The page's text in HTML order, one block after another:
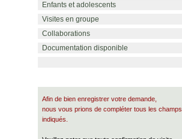
Enfants et adolescents
Visites en groupe
Collaborations
Documentation disponible
Afin de bien enregistrer votre demande,
nous vous prions de compléter tous les champs
indiqués.